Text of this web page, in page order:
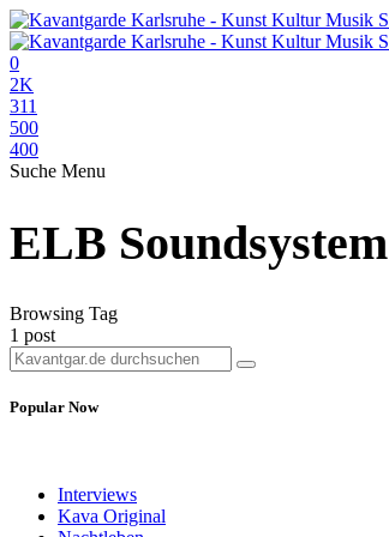
0
2K
311
500
400
Suche Menu
ELB Soundsystem
Browsing Tag
1 post
Popular Now
Interviews
Kava Original